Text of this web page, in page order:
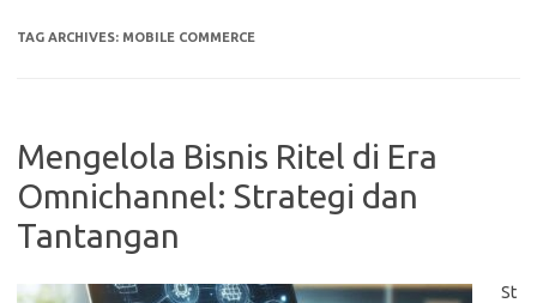
TAG ARCHIVES: MOBILE COMMERCE
Mengelola Bisnis Ritel di Era
Omnichannel: Strategi dan
Tantangan
St